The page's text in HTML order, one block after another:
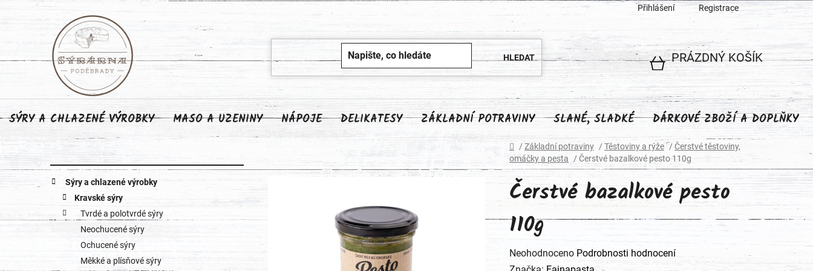
Přihlášení Registrace
NÁKUPNÍ
KOŠÍK
PRÁZDNÝ KOŠÍK
SÝRY A CHLAZENÉ VÝROBKY MASO A UZENINY NÁPOJE DELIKATESY ZÁKLADNÍ POTRAVINY SLANÉ, SLADKÉ DÁRKOVÉ ZBOŽÍ A DOPLŇKY
Domů
/Základní potraviny /Těstoviny a rýže /Čerstvé těstoviny,
omáčky a pesta
/Čerstvé bazalkové pesto 110g
P
s
Přeskočit
kategorie
K
t
Sýry a chlazené výrobky
Kravské sýry
Tvrdé a polotvrdé sýry
Neochucené sýry
Ochucené sýry
Měkké a plísňové sýry
Čerstvé bazalkové pesto
110g
Průměrné
hodnocení
Neohodnoceno Podrobnosti hodnocení